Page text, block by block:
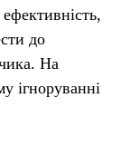
до
На
ігноруванні